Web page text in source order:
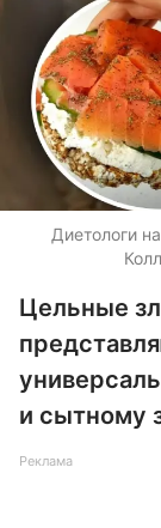
Диетологи
Цельные
и сытному
Реклама